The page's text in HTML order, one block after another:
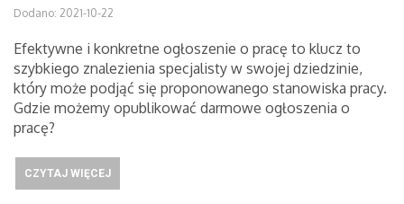
Dodano: 2021-10-22
Efektywne i konkretne ogłoszenie o pracę to klucz to
szybkiego znalezienia specjalisty w swojej dziedzinie,
który może podjąć się proponowanego stanowiska pracy.
Gdzie możemy opublikować darmowe ogłoszenia o
pracę?
CZYTAJ WIĘCEJ